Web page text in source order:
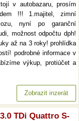
v autobazaru, prosím
!!! 1.majitel, zimní
nyní po garanční
možnost odpočtu dph!
až na 3 roky! prohlídka
podrobné informace v
výkup, protiúčet a
Zobrazit inzerát
TDi Quattro S-